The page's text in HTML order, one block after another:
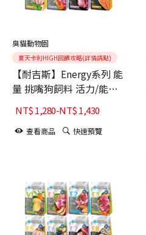
臭貓動物園
夏天卡利HIGH回饋攻略(詳情請點)
【耐吉斯】Energy系列 能
量 挑嘴狗飼料 活力/能量/
銀髮/關節保健/幼犬/高齡
犬/全齡犬 10LB
NT$1,280-NT$1,430
查看商品 快速預覽